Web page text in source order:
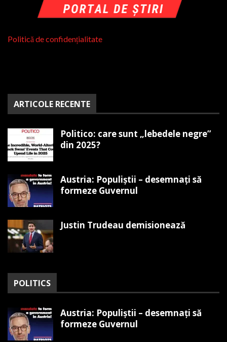
Politică de confidențialitate
ARTICOLE RECENTE
Politico: care sunt „lebedele negre”
din 2025?
Austria: Populiștii – desemnați să
formeze Guvernul
Justin Trudeau demisionează
POLITICS
Austria: Populiștii – desemnați să
formeze Guvernul